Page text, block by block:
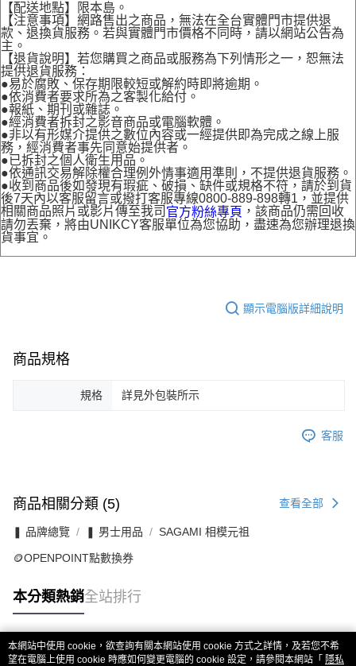
【配送地點】限本島。
【注意事項】網路售出之商品，無法在全台實體門市提供退
款、退換貨服務。若與實體門市價格不同時，請以網站公告為
主。
【退貨說明】若您購買之商品或服務為下列情形之一，恕無法
提供退貨服務：
●易於腐敗、保存期限較短或解約時即將逾期。
●依消費者要求所為之客製化給付。
●報紙、期刊或雜誌。
●經消費者拆封之影音商品或電腦軟體。
●非以有形媒介提供之數位內容或一經提供即為完成之線上服
務，經消費者事先同意始提供者。
●已拆封之個人衛生用品。
●依通訊交易解除權合理例外情事適用準則，不提供退貨服務。
●收到商品後如發現有瑕疵、破損、缺件或規格不符，請於到貨
後7天內以客服留言或撥打客服專線0800-889-898轉1，並提供
相關商品照片或影片傳至我司 官方粉絲專頁 ，該商品仍需回收
請勿丟棄，將由UNIKCY客服單位為您協助，盡速為您辦理退換
貨事宜。
顯示電腦版詳細說明
商品規格
規格 詳見外包裝所示
客服
商品相關分類 (5) 查看全部
❚ 品牌總覽 ❚ 男士用品 SAGAMI 相模元祖
🪙OPENPOINT點數換券
本分類熱銷全站排行
熱門標籤
本網站中使用 cookie，欲查詢有關本網站使用 cookie 方式之詳情，及若您不希
望在電腦上使用 cookie 時應如何變更電腦的 cookie 設定，請參閱本網站「 隱私